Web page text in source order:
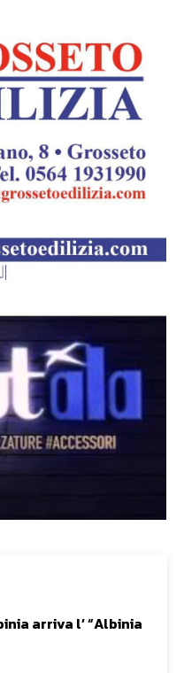
arriva l’ “Albinia